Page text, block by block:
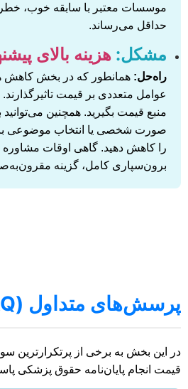
موسسات معتبر با سابقه خوب،
حداقل می‌رساند.
مشکل: هزینه بالای
راه‌حل: همانطور که در بخش کاهش
عوامل متعددی بر قیمت
منبع قیمت بگیرید. همچنین می‌توانید
صورت شخصی یا انتخاب موضوعی با
را کاهش دهید. گاهی اوقات
برون‌سپاری کامل، گزینه
پرسش‌های متداول (FAQ)
در این بخش به برخی از پرتکرارترین
قیمت انجام پایان‌نامه حقوق پزشکی